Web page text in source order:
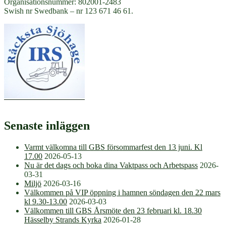
Swish nr Swedbank – nr 123 671 46 61.
Senaste inläggen
Varmt välkomna till GBS försommarfest den 13 juni. Kl
17.00 2026-05-13
Nu är det dags och boka dina Vaktpass och Arbetspass 2026-
03-31
Miljö 2026-03-16
Välkommen på VIP öppning i hamnen söndagen den 22 mars
kl 9.30-13.00 2026-03-03
Välkommen till GBS Årsmöte den 23 februari kl. 18.30
Hässelby Strands Kyrka 2026-01-28